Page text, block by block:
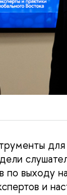
по выходу
и